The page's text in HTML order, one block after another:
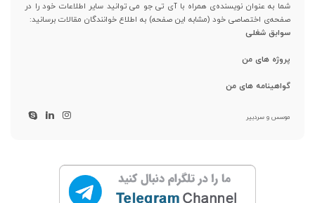
شما به عنوان نویسنده‌ی همراه با آی تی جو می توانید سایر اطلاعات خود را در
صفحه‌ی اختصاصی خود (مشابه این صفحه) به اطلاع خوانندگان مقالات برسانید:
سوابق شغلی
پروژه های من
گواهینامه های من
موسس و سردبیر